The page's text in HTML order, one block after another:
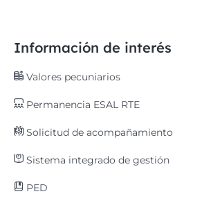
Información de interés
Valores pecuniarios
Permanencia ESAL RTE
Solicitud de acompañamiento
Sistema integrado de gestión
PED